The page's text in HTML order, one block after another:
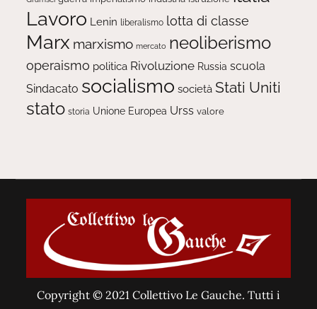
Lavoro Lenin liberalismo lotta di classe
Marx marxismo mercato neoliberismo
operaismo politica Rivoluzione Russia scuola
Sindacato socialismo società Stati Uniti
stato storia Unione Europea Urss valore
Copyright © 2021 Collettivo Le Gauche. Tutti i